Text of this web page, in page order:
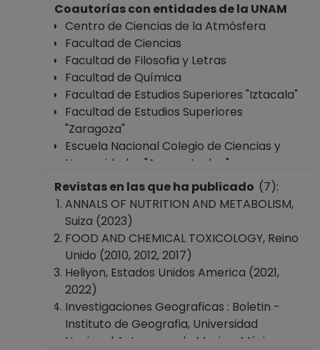
Coautorías con entidades de la UNAM
Centro de Ciencias de la Atmósfera
Facultad de Ciencias
Facultad de Filosofia y Letras
Facultad de Química
Facultad de Estudios Superiores "Iztacala"
Facultad de Estudios Superiores
"Zaragoza"
Escuela Nacional Colegio de Ciencias y
Humanidades "Azcapotzalco"
Revistas en las que ha publicado (7):
ANNALS OF NUTRITION AND METABOLISM,
Suiza (2023)
FOOD AND CHEMICAL TOXICOLOGY, Reino
Unido (2010, 2012, 2017)
Heliyon, Estados Unidos America (2021,
2022)
Investigaciones Geograficas : Boletin -
Instituto de Geografia, Universidad
Nacional Autonoma de Mexico, México